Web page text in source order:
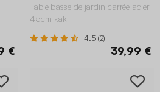
€
Table basse de jardin carrée acier
45cm kaki
4.5 (2)
39,99 €